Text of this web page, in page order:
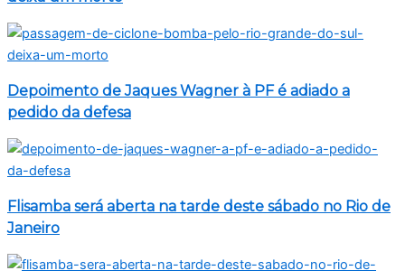
Depoimento de Jaques Wagner à PF é adiado a
pedido da defesa
Flisamba será aberta na tarde deste sábado no Rio de
Janeiro